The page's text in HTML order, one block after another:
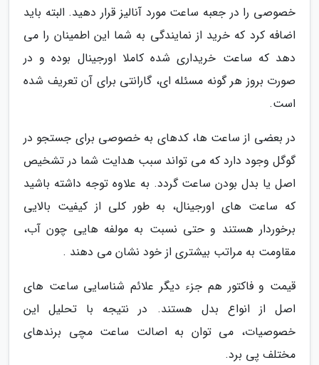
خصوصی را در جعبه ساعت مورد آنالیز قرار دهید. البته باید
اضافه کرد که خرید از نمایندگی به شما این اطمینان را می
دهد که ساعت خریداری شده کاملا اورجینال بوده و در
صورت بروز هر گونه مسئله ای، گارانتی برای آن تعریف شده
است.
در بعضی از ساعت ها، کدهای به خصوصی برای جستجو در
گوگل وجود دارد که می تواند سبب هدایت شما در تشخیص
اصل یا بدل بودن ساعت گردد. به علاوه توجه داشته باشید
که ساعت های اورجینال، به طور کلی از کیفیت بالایی
برخوردار هستند و حتی نسبت به مولفه هایی چون آب،
مقاومت به مراتب بیشتری از خود نشان می دهند .
قیمت و فاکتور هم جزء دیگر علائم شناسایی ساعت های
اصل از انواع بدل هستند. در نتیجه با تحلیل این
خصوصیات، می توان به اصالت ساعت مچی برندهای
مختلف پی برد.